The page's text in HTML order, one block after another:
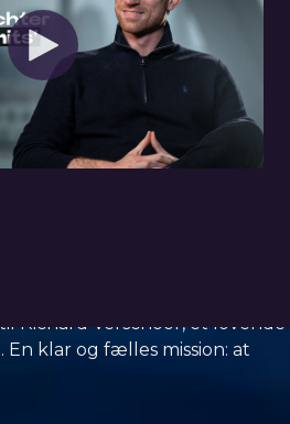
Richard Verschoor, et lovende
En klar og fælles mission: at